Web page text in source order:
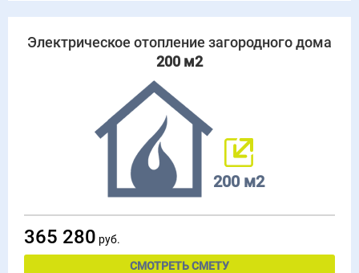
Электрическое отопление загородного дома
200 м2
200 м2
365 280 руб.
СМОТРЕТЬ СМЕТУ